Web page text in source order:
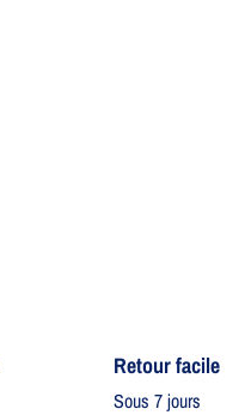
Retour facile​
Sous 7 jours